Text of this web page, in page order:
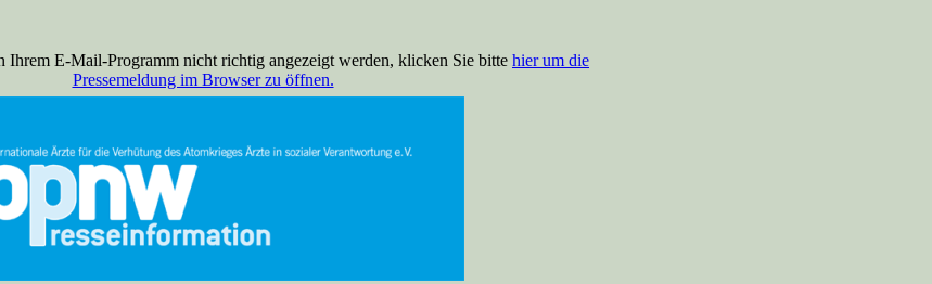
Ihrem E-Mail-Programm nicht richtig angezeigt werden, klicken Sie bitte hier um die
Pressemeldung im Browser zu öffnen.